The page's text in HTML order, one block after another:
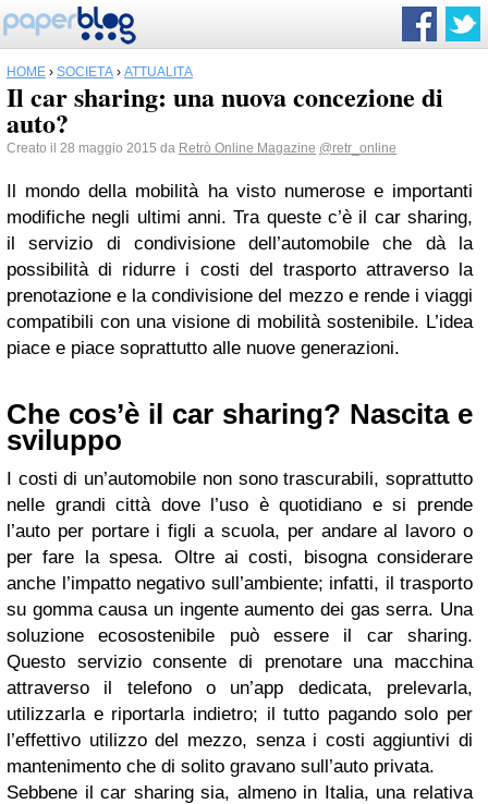
HOME › SOCIETÀ › ATTUALITÀ
Il car sharing: una nuova concezione di
auto?
Creato il 28 maggio 2015 da Retrò Online Magazine @retr_online
Il mondo della mobilità ha visto numerose e importanti
modifiche negli ultimi anni. Tra queste c’è il car sharing,
il servizio di condivisione dell’automobile che dà la
possibilità di ridurre i costi del trasporto attraverso la
prenotazione e la condivisione del mezzo e rende i viaggi
compatibili con una visione di mobilità sostenibile. L’idea
piace e piace soprattutto alle nuove generazioni.
Che cos’è il car sharing? Nascita e
sviluppo
I costi di un’automobile non sono trascurabili, soprattutto
nelle grandi città dove l’uso è quotidiano e si prende
l’auto per portare i figli a scuola, per andare al lavoro o
per fare la spesa. Oltre ai costi, bisogna considerare
anche l’impatto negativo sull’ambiente; infatti, il trasporto
su gomma causa un ingente aumento dei gas serra. Una
soluzione ecosostenibile può essere il car sharing.
Questo servizio consente di prenotare una macchina
attraverso il telefono o un’app dedicata, prelevarla,
utilizzarla e riportarla indietro; il tutto pagando solo per
l’effettivo utilizzo del mezzo, senza i costi aggiuntivi di
mantenimento che di solito gravano sull’auto privata.
Sebbene il car sharing sia, almeno in Italia, una relativa